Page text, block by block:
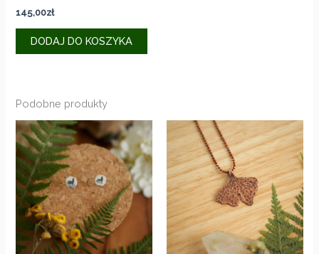
145,00zł
DODAJ DO KOSZYKA
Podobne produkty